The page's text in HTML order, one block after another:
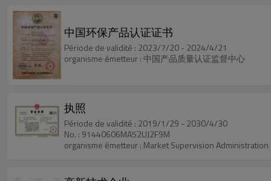
中国环保产品认证证书
Période de validité : 2023/7/20 - 2024/4/21
organisme émetteur : 中国产品质量认证监督中心
执照
Période de validité : 2019/1/29 - 2030/4/30
No. : 91440606MA52UJ2F9M
organisme émetteur : Market Supervision